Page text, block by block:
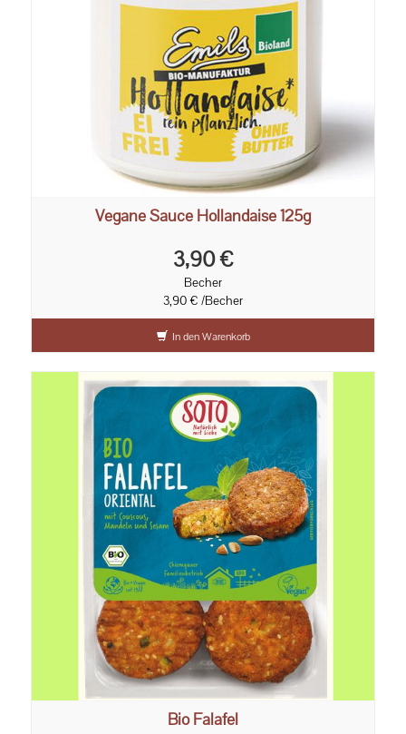
Vegane Sauce Hollandaise 125g
3,90 €
Becher
3,90 € /Becher
In den Warenkorb
Bio Falafel